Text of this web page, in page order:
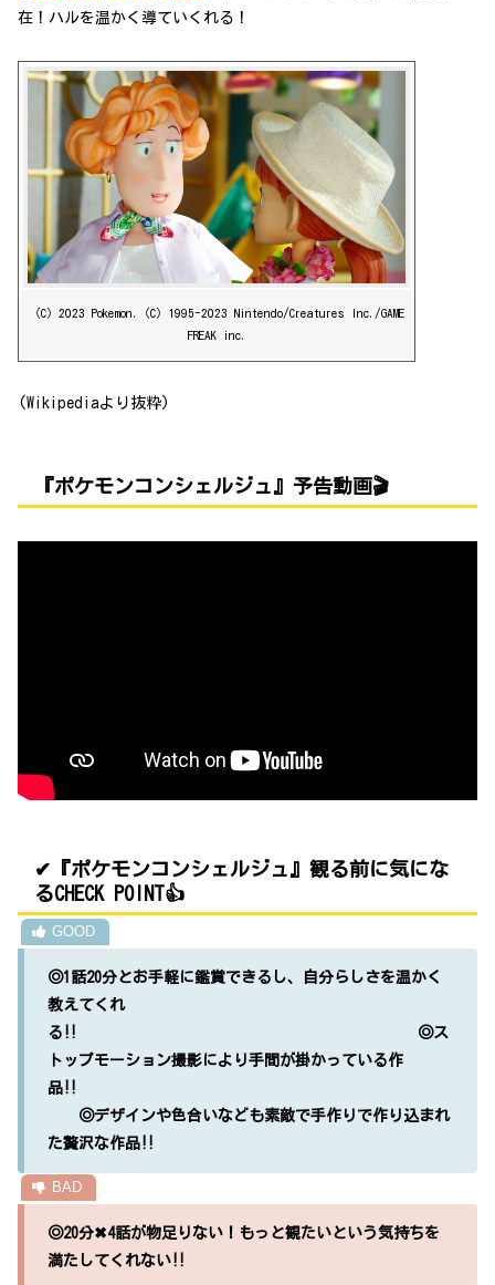
在！ハルを温かく導ていくれる！
（C）2023 Pokemon.（C）1995-2023 Nintendo/Creatures Inc./GAME
FREAK inc.
(Wikipediaより抜粋)
『ポケモンコンシェルジュ』予告動画🎬
✔『ポケモンコンシェルジュ』観る前に気にな
るCHECK POINT👍
◎1話20分とお手軽に鑑賞できるし、自分らしさを温かく
教えてくれ
る‼ ◎ス
トップモーション撮影により手間が掛かっている作
品‼
◎デザインや色合いなども素敵で手作りで作り込まれ
た贅沢な作品‼
◎20分✖4話が物足りない！もっと観たいという気持ちを
満たしてくれない‼